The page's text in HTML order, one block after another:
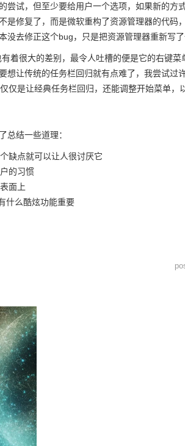
尝试，但至少要给用户一个选项，如果新的
是修复了，而是微软重构了资源管理器的代
没去修正这个bug，只是把资源管理器重新写
着很大的差别，最令人吐槽的便是它的右键
想让传统的任务栏回归就有点难了，我尝试
仅是让经典任务栏回归，还能调整开始菜单，
总结一些道理：
缺点就可以让人很讨厌它
的习惯
面上
什么酷炫功能重要